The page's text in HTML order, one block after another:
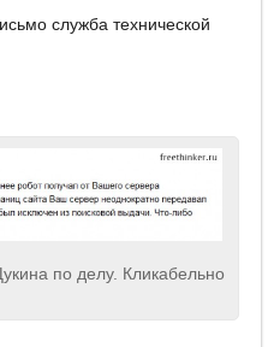
служба технической
по делу. Кликабельно